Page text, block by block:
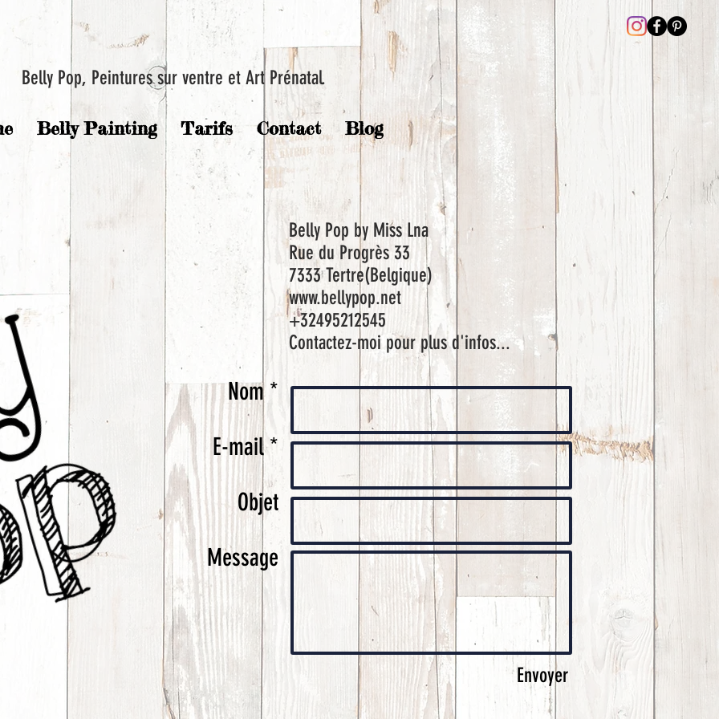
Belly Painting Tarifs Contact Blog
Belly Pop, Peintures sur ventre et Art Prénatal.
Belly Pop by Miss Lna
Rue du Progrès 33
7333 Tertre(Belgique)
www.bellypop.net
+32495212545
Contactez-moi pour plus d'infos...
Nom *
E-mail *
Objet
Message
Envoyer